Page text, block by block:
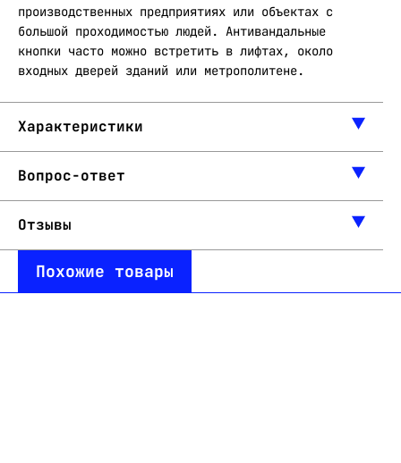
производственных предприятиях или объектах с
большой проходимостью людей. Антивандальные
кнопки часто можно встретить в лифтах, около
входных дверей зданий или метрополитене.
Характеристики
Вопрос-ответ
Отзывы
Похожие товары